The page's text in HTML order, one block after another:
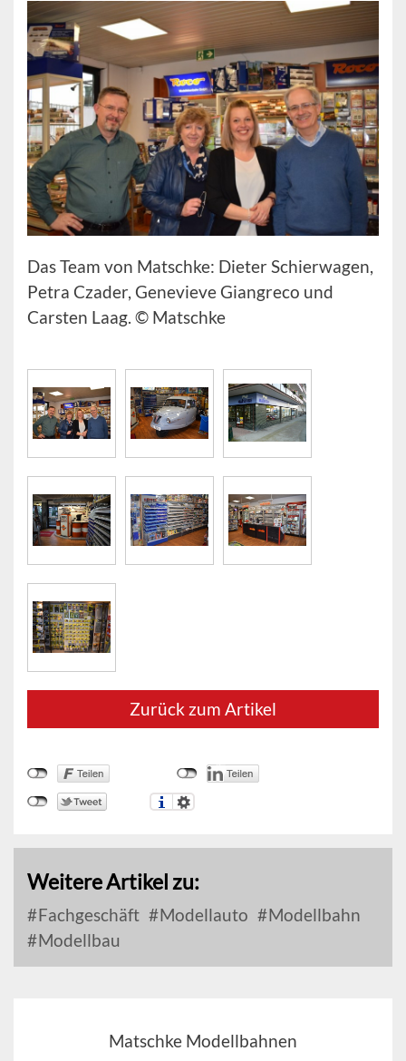
Das Team von Matschke: Dieter Schierwagen,
Petra Czader, Genevieve Giangreco und
Carsten Laag. © Matschke
Zurück zum Artikel
Weitere Artikel zu:
Fachgeschäft Modellauto
Modellbahn
Modellbau
Matschke Modellbahnen